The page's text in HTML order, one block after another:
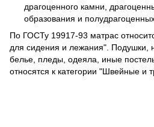
драгоценного камни,
образования и
По ГОСТу 19917-93 матрас
для сидения и лежания". Подушки,
белье, пледы, одеяла, иные
относятся к категории "Швейные и